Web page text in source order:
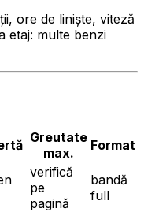
ore de liniște, viteză
etaj: multe benzi
Greutate
max.
Format
verifică
pe
pagină
bandă
full